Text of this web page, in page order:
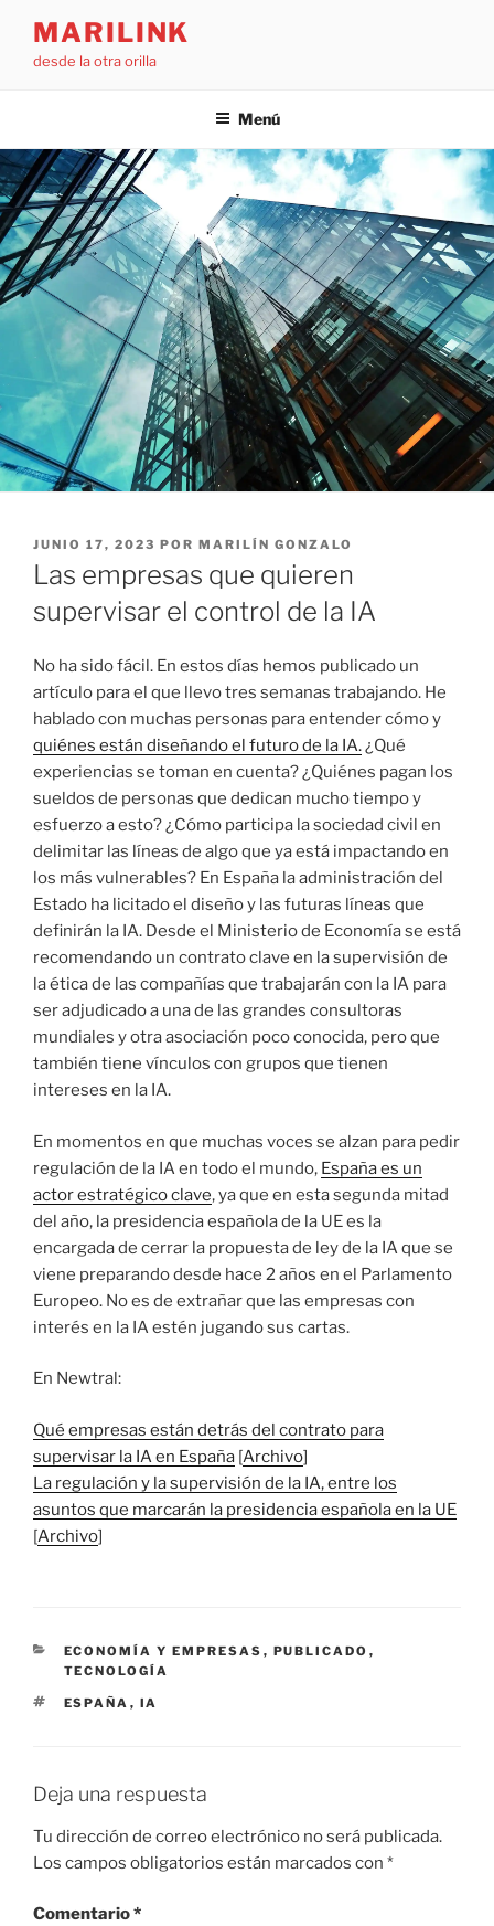
contenido
MARILINK
desde la otra orilla
Menú
PUBLICADO
EL
JUNIO 17, 2023 POR MARILÍN GONZALO
Las empresas que quieren
supervisar el control de la IA
No ha sido fácil. En estos días hemos publicado un
artículo para el que llevo tres semanas trabajando. He
hablado con muchas personas para entender cómo y
quiénes están diseñando el futuro de la IA.¿Qué
experiencias se toman en cuenta? ¿Quiénes pagan los
sueldos de personas que dedican mucho tiempo y
esfuerzo a esto? ¿Cómo participa la sociedad civil en
delimitar las líneas de algo que ya está impactando en
los más vulnerables? En España la administración del
Estado ha licitado el diseño y las futuras líneas que
definirán la IA. Desde el Ministerio de Economía se está
recomendando un contrato clave en la supervisión de
la ética de las compañías que trabajarán con la IA para
ser adjudicado a una de las grandes consultoras
mundiales y otra asociación poco conocida, pero que
también tiene vínculos con grupos que tienen
intereses en la IA.
En momentos en que muchas voces se alzan para pedir
regulación de la IA en todo el mundo, España es un
actor estratégico clave, ya que en esta segunda mitad
del año, la presidencia española de la UE es la
encargada de cerrar la propuesta de ley de la IA que se
viene preparando desde hace 2 años en el Parlamento
Europeo. No es de extrañar que las empresas con
interés en la IA estén jugando sus cartas.
En Newtral:
Qué empresas están detrás del contrato para
supervisar la IA en España [Archivo]
La regulación y la supervisión de la IA, entre los
asuntos que marcarán la presidencia española en la UE
[Archivo]
CATEGORÍAS
ECONOMÍA Y EMPRESAS , PUBLICADO ,
TECNOLOGÍA
ETIQUETAS
ESPAÑA , IA
Deja una respuesta
Tu dirección de correo electrónico no será publicada.
Los campos obligatorios están marcados con *
Comentario*